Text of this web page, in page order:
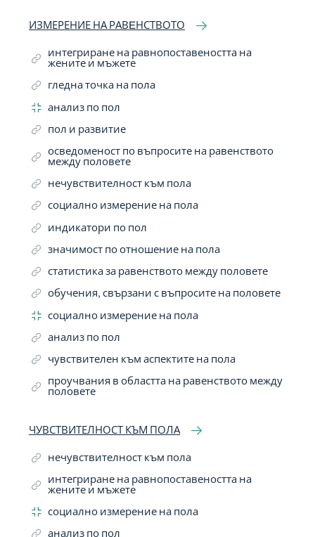
ИЗМЕРЕНИЕ НА РАВEНСТВОТО
интегриране на равнопоставеността на
жените и мъжете
гледна точка на пола
анализ по пол
пол и развитие
осведоменост по въпросите на равенството
между половете
нечувствителност към пола
социално измерение на пола
индикатори по пол
значимост по отношение на пола
статистика за равенството между половете
обучения, свързани с въпросите на половете
социално измерение на пола
анализ по пол
чувствителен към аспектите на пола
проучвания в областта на равенството между
половете
ЧУВСТВИТЕЛНОСТ КЪМ ПОЛА
нечувствителност към пола
интегриране на равнопоставеността на
жените и мъжете
социално измерение на пола
анализ по пол